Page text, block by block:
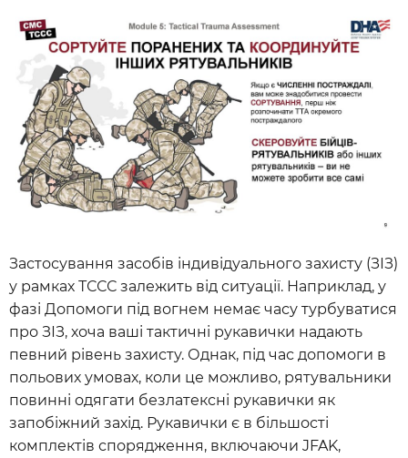
Застосування засобів індивідуального захисту (ЗІЗ)
у рамках ТССС залежить від ситуації. Наприклад, у
фазі Допомоги під вогнем немає часу турбуватися
про ЗІЗ, хоча ваші тактичні рукавички надають
певний рівень захисту. Однак, під час допомоги в
польових умовах, коли це можливо, рятувальники
повинні одягати безлатексні рукавички як
запобіжний захід. Рукавички є в більшості
комплектів спорядження, включаючи JFAK,